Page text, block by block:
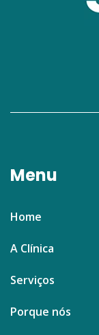
Menu
Home
A Clínica
Serviços
Porque nós